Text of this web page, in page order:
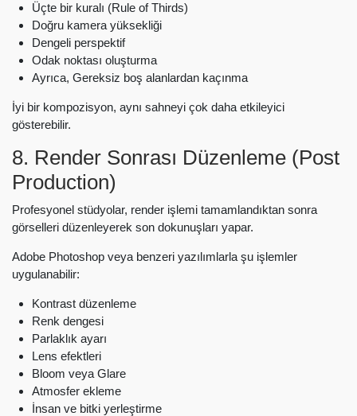
Üçte bir kuralı (Rule of Thirds)
Doğru kamera yüksekliği
Dengeli perspektif
Odak noktası oluşturma
Ayrıca, Gereksiz boş alanlardan kaçınma
İyi bir kompozisyon, aynı sahneyi çok daha etkileyici
gösterebilir.
8. Render Sonrası Düzenleme (Post
Production)
Profesyonel stüdyolar, render işlemi tamamlandıktan sonra
görselleri düzenleyerek son dokunuşları yapar.
Adobe Photoshop veya benzeri yazılımlarla şu işlemler
uygulanabilir:
Kontrast düzenleme
Renk dengesi
Parlaklık ayarı
Lens efektleri
Bloom veya Glare
Atmosfer ekleme
İnsan ve bitki yerleştirme